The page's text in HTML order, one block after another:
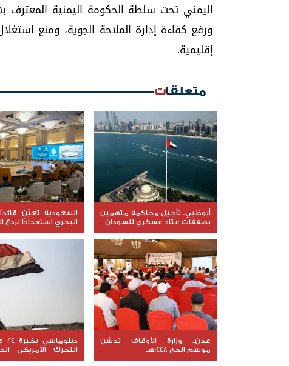
اليمني تحت سلطة الحكومة اليمنية المعترف
ورفع كفاءة إدارة الملاحة الجوية، ومنع
إقليمية.
متعلقات
أبوظبي.. تأجيل محاكمة متهمين
بصفقات عتاد عسكري للسودان
السعودية تعيّن
البحري استعدادًا لردع
عدن.. وزارة الأوقاف تدشن
موسم الحج 1448هـ
التحرك الأمريكي
اليمن